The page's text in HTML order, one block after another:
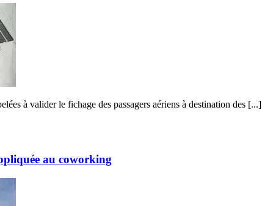
à valider le fichage des passagers aériens à destination des [...]
au coworking